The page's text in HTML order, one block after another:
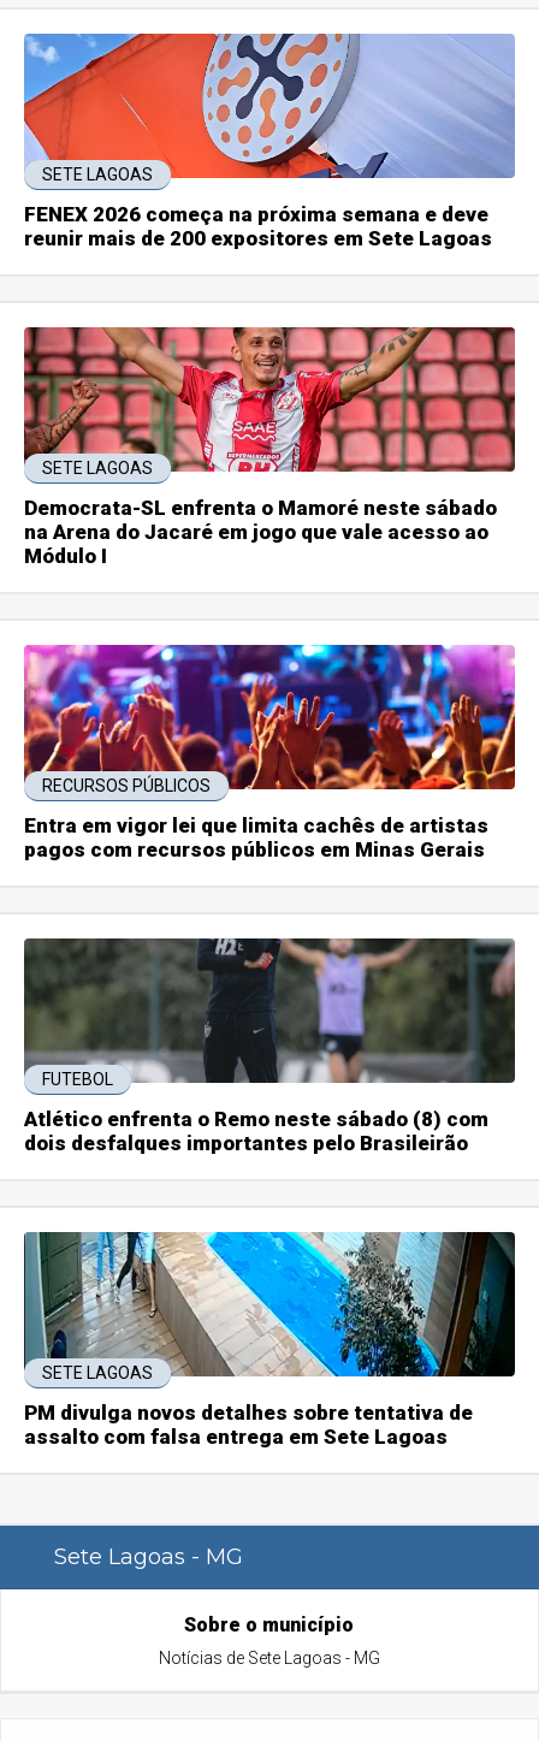
SETE LAGOAS
FENEX 2026 começa na próxima semana e deve
reunir mais de 200 expositores em Sete Lagoas
SETE LAGOAS
Democrata-SL enfrenta o Mamoré neste sábado
na Arena do Jacaré em jogo que vale acesso ao
Módulo I
RECURSOS PÚBLICOS
Entra em vigor lei que limita cachês de artistas
pagos com recursos públicos em Minas Gerais
FUTEBOL
Atlético enfrenta o Remo neste sábado (8) com
dois desfalques importantes pelo Brasileirão
SETE LAGOAS
PM divulga novos detalhes sobre tentativa de
assalto com falsa entrega em Sete Lagoas
Sete Lagoas - MG
Sobre o município
Notícias de Sete Lagoas - MG